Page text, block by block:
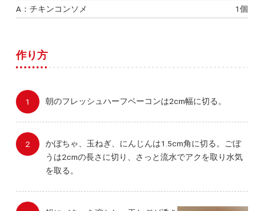
A：チキンコンソメ
1個
作り方
朝のフレッシュハーフベーコンは2cm幅に切る。
かぼちゃ、玉ねぎ、にんじんは1.5cm角に切る。ごぼ
うは2cmの長さに切り、さっと流水でアクを取り水気
を取る。